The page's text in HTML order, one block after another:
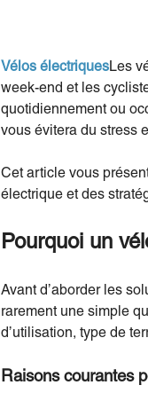
Vélos électriquesLes
week-end et les
quotidiennement ou
vous évitera du stress
Cet article vous
électrique et des
Pourquoi un
Avant d’aborder les
rarement une simple
d’utilisation, type de
Raisons courantes